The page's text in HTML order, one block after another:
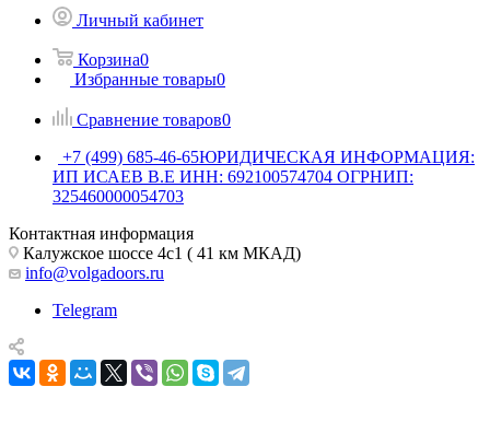
Личный кабинет
Корзина0
Избранные товары0
Сравнение товаров0
+7 (499) 685-46-65ЮРИДИЧЕСКАЯ ИНФОРМАЦИЯ:
ИП ИСАЕВ В.Е ИНН: 692100574704 ОГРНИП:
325460000054703
Контактная информация
Калужское шоссе 4с1 ( 41 км МКАД)
info@volgadoors.ru
Telegram